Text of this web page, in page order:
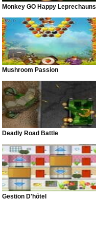
Monkey GO Happy Leprechauns
Mushroom Passion
Deadly Road Battle
Gestion D'hôtel